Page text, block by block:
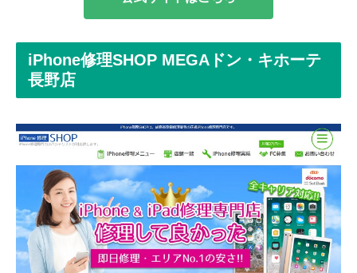
iPhone修理SHOP MEGAドン・キホーテ
長野店